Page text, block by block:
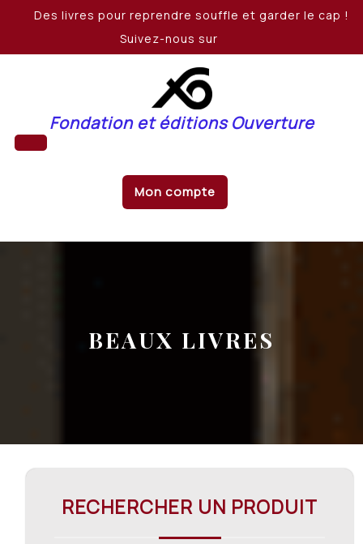
Des livres pour reprendre souffle et garder le cap !
Suivez-nous sur
Fondation et éditions Ouverture
Mon compte
BEAUX LIVRES
RECHERCHER UN PRODUIT